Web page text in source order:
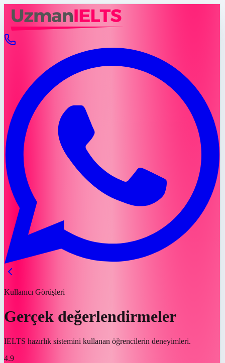
Kullanıcı Görüşleri
Gerçek değerlendirmeler
IELTS hazırlık sistemini kullanan öğrencilerin deneyimleri.
4.9